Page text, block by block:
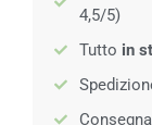
30/2
4,5/5)
Tutto in
Consegna